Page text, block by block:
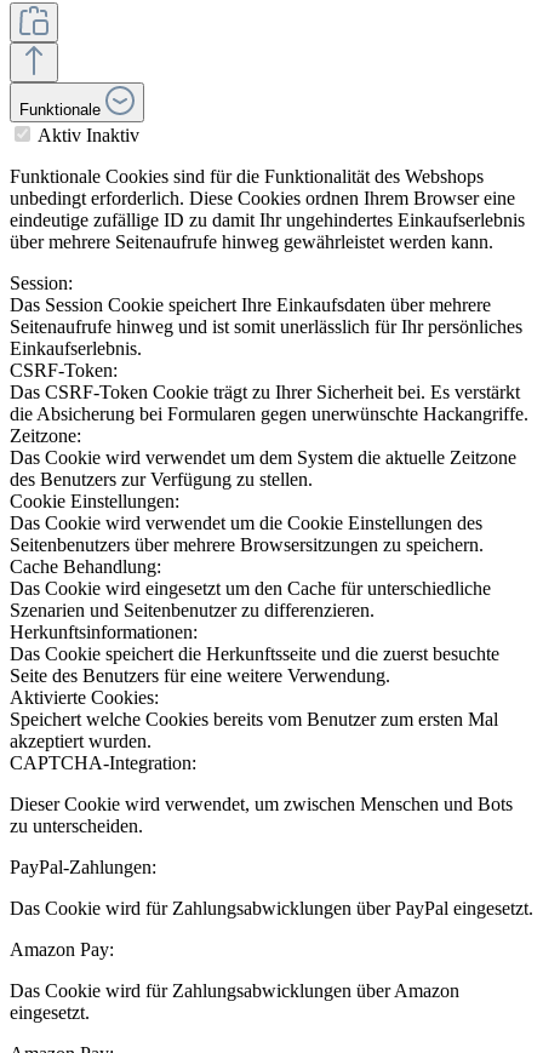
Funktionale
Aktiv Inaktiv
Funktionale Cookies sind für die Funktionalität des Webshops
unbedingt erforderlich. Diese Cookies ordnen Ihrem Browser eine
eindeutige zufällige ID zu damit Ihr ungehindertes Einkaufserlebnis
über mehrere Seitenaufrufe hinweg gewährleistet werden kann.
Session:
Das Session Cookie speichert Ihre Einkaufsdaten über mehrere
Seitenaufrufe hinweg und ist somit unerlässlich für Ihr persönliches
Einkaufserlebnis.
CSRF-Token:
Das CSRF-Token Cookie trägt zu Ihrer Sicherheit bei. Es verstärkt
die Absicherung bei Formularen gegen unerwünschte Hackangriffe.
Zeitzone:
Das Cookie wird verwendet um dem System die aktuelle Zeitzone
des Benutzers zur Verfügung zu stellen.
Cookie Einstellungen:
Das Cookie wird verwendet um die Cookie Einstellungen des
Seitenbenutzers über mehrere Browsersitzungen zu speichern.
Cache Behandlung:
Das Cookie wird eingesetzt um den Cache für unterschiedliche
Szenarien und Seitenbenutzer zu differenzieren.
Herkunftsinformationen:
Das Cookie speichert die Herkunftsseite und die zuerst besuchte
Seite des Benutzers für eine weitere Verwendung.
Aktivierte Cookies:
Speichert welche Cookies bereits vom Benutzer zum ersten Mal
akzeptiert wurden.
CAPTCHA-Integration:
Dieser Cookie wird verwendet, um zwischen Menschen und Bots
zu unterscheiden.
PayPal-Zahlungen:
Das Cookie wird für Zahlungsabwicklungen über PayPal eingesetzt.
Amazon Pay:
Das Cookie wird für Zahlungsabwicklungen über Amazon
eingesetzt.